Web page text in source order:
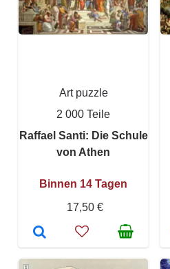
Art puzzle
2 000 Teile
Raffael Santi: Die Schule
von Athen
Binnen 14 Tagen
17,50 €